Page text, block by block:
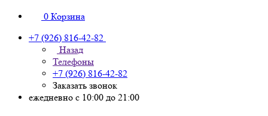
0 Корзина
+7 (926) 816-42-82
Назад
Телефоны
+7 (926) 816-42-82
Заказать звонок
ежедневно с 10:00 до 21:00